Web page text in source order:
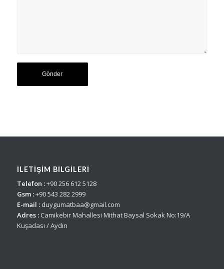
İLETİŞİM BİLGİLERİ
Telefon :+90 256 612 5128
Gsm :+90 543 282 2999
E-mail :duygumatbaa@gmail.com
Adres :Camikebir Mahallesi Mithat Baysal Sokak No:19/A
Kuşadası / Aydın